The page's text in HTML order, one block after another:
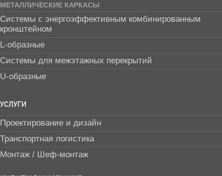
МЕТАЛЛИЧЕСКИЕ КАРКАСЫ
Системы с энергоэффективным комбинированным
кронштейном
L-образные
Системы для межэтажных перекрытий
U-образные
УСЛУГИ
Проектирование и дизайн
Транспортная логистика
Монтаж / Шеф-монтаж